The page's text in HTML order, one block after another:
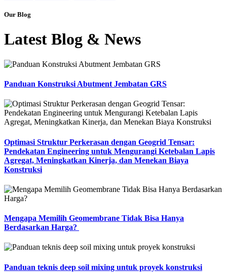
Our Blog
Latest Blog & News
Panduan Konstruksi Abutment Jembatan GRS
Optimasi Struktur Perkerasan dengan Geogrid Tensar:
Pendekatan Engineering untuk Mengurangi Ketebalan Lapis
Agregat, Meningkatkan Kinerja, dan Menekan Biaya
Konstruksi
Mengapa Memilih Geomembrane Tidak Bisa Hanya
Berdasarkan Harga?
Panduan teknis deep soil mixing untuk proyek konstruksi